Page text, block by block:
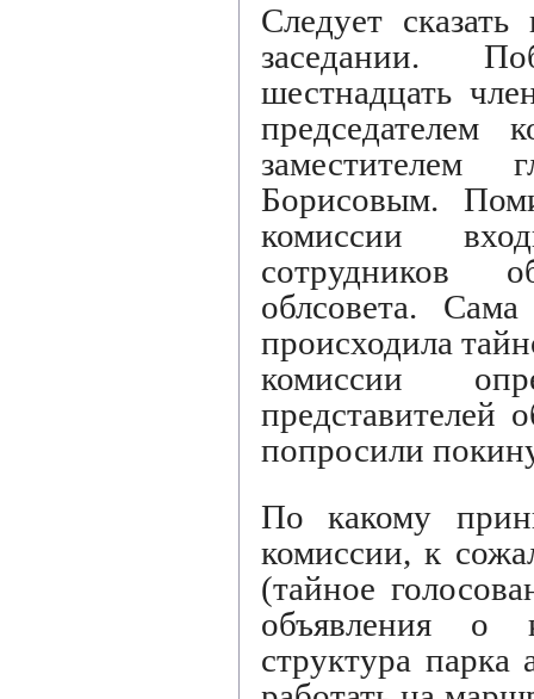
Следует
заседании.
шестнадцать
председателем
Борисовым.
комиссии
сотрудников
облсовета.
происходила
комиссии
представителей
попросили
По какому
комиссии, к
(тайное
объявления о
структура парка